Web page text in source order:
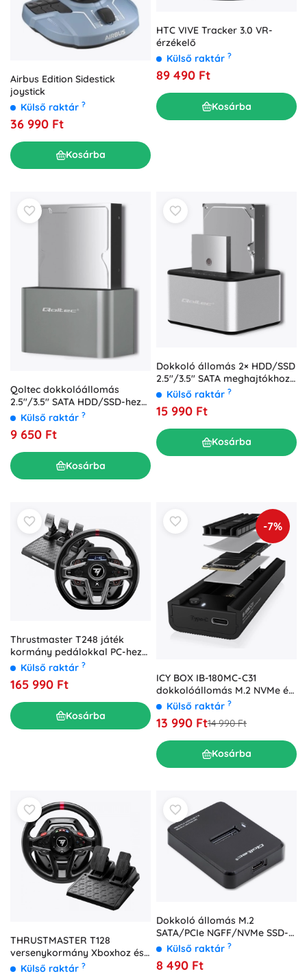
Airbus Edition Sidestick
joystick
Külső raktár ?
36 990 Ft
Kosárba
HTC VIVE Tracker 3.0 VR-
érzékelő
Külső raktár ?
89 490 Ft
Kosárba
Qoltec dokkolóállomás
2.5"/3.5" SATA HDD/SSD-hez
USB 3.0-val
Külső raktár ?
9 650 Ft
Kosárba
Dokkoló állomás 2× HDD/SSD
2.5"/3.5" SATA meghajtókhoz
USB 3.0-val és offline
Külső raktár ?
15 990 Ft
Kosárba
Thrustmaster T248 játék
kormány pedálokkal PC-hez
és Xboxhoz
Külső raktár ?
165 990 Ft
Kosárba
-7%
ICY BOX IB-180MC-C31
dokkolóállomás M.2 NVMe és
SATA SSD-hez, USB 3.2 Gen 2
Külső raktár ?
13 990 Ft14 990 Ft
Kosárba
THRUSTMASTER T128
versenykormány Xboxhoz és
PC-hez pedálokkal
Külső raktár ?
Dokkoló állomás M.2
SATA/PCIe NGFF/NVMe SSD-
hez USB 3.1 csatlakozással
Külső raktár ?
8 490 Ft